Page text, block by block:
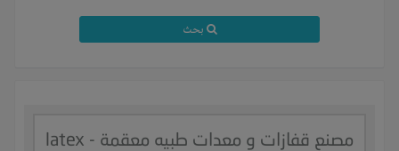
مصنع قفازات و معدات طبيه معقمة - latex